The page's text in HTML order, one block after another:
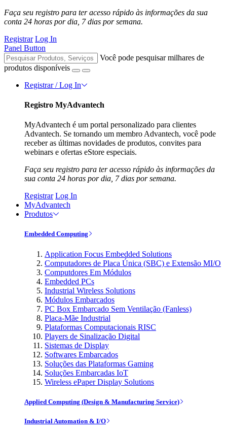
Faça seu registro para ter acesso rápido às informações da sua
conta 24 horas por dia, 7 dias por semana.
Registrar Log In
Panel Button
Você pode pesquisar milhares de
produtos disponíveis
Registrar / Log In
Registro MyAdvantech
MyAdvantech é um portal personalizado para clientes
Advantech. Se tornando um membro Advantech, você pode
receber as últimas novidades de produtos, convites para
webinars e ofertas eStore especiais.
Faça seu registro para ter acesso rápido às informações da
sua conta 24 horas por dia, 7 dias por semana.
Registrar Log In
MyAdvantech
Produtos
Embedded Computing
Application Focus Embedded Solutions
Computadores de Placa Única (SBC) e Extensão MI/O
Computdores Em Módulos
Embedded PCs
Industrial Wireless Solutions
Módulos Embarcados
PC Box Embarcado Sem Ventilação (Fanless)
Placa-Mãe Industrial
Plataformas Computacionais RISC
Players de Sinalização Digital
Sistemas de Display
Softwares Embarcados
Soluções das Plataformas Gaming
Soluções Embarcadas IoT
Wireless ePaper Display Solutions
Applied Computing (Design & Manufacturing Service)
Industrial Automation & I/O